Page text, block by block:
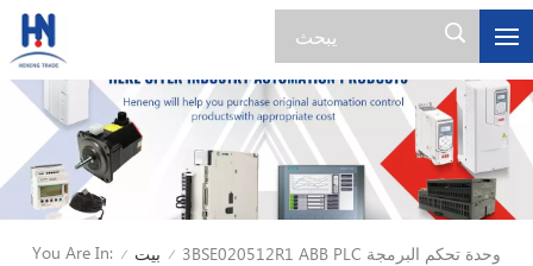
You Are In: / بيت / 3BSE020512R1 ABB PLC وحدة تحكم البرمجة